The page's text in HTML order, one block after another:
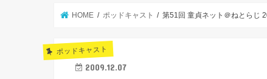
HOME ポッドキャスト 第51回 童貞ネット＠ねとらじ
ポッドキャスト
2009.12.07